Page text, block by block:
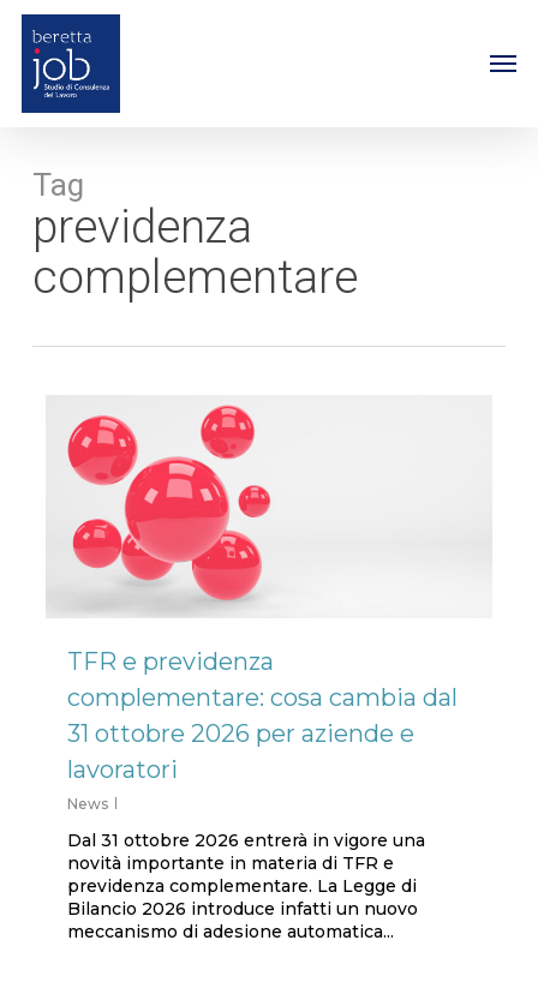
Skip
main
content
Tag
previdenza
complementare
TFR e previdenza
complementare: cosa cambia dal
31 ottobre 2026 per aziende e
lavoratori
News
Dal 31 ottobre 2026 entrerà in vigore una
novità importante in materia di TFR e
previdenza complementare. La Legge di
Bilancio 2026 introduce infatti un nuovo
meccanismo di adesione automatica...